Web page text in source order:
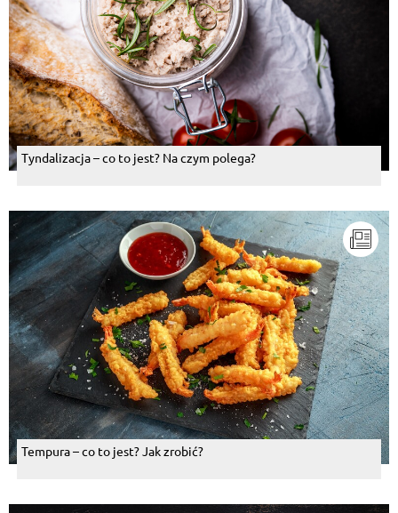
Tyndalizacja – co to jest? Na czym polega?
Tempura – co to jest? Jak zrobić?